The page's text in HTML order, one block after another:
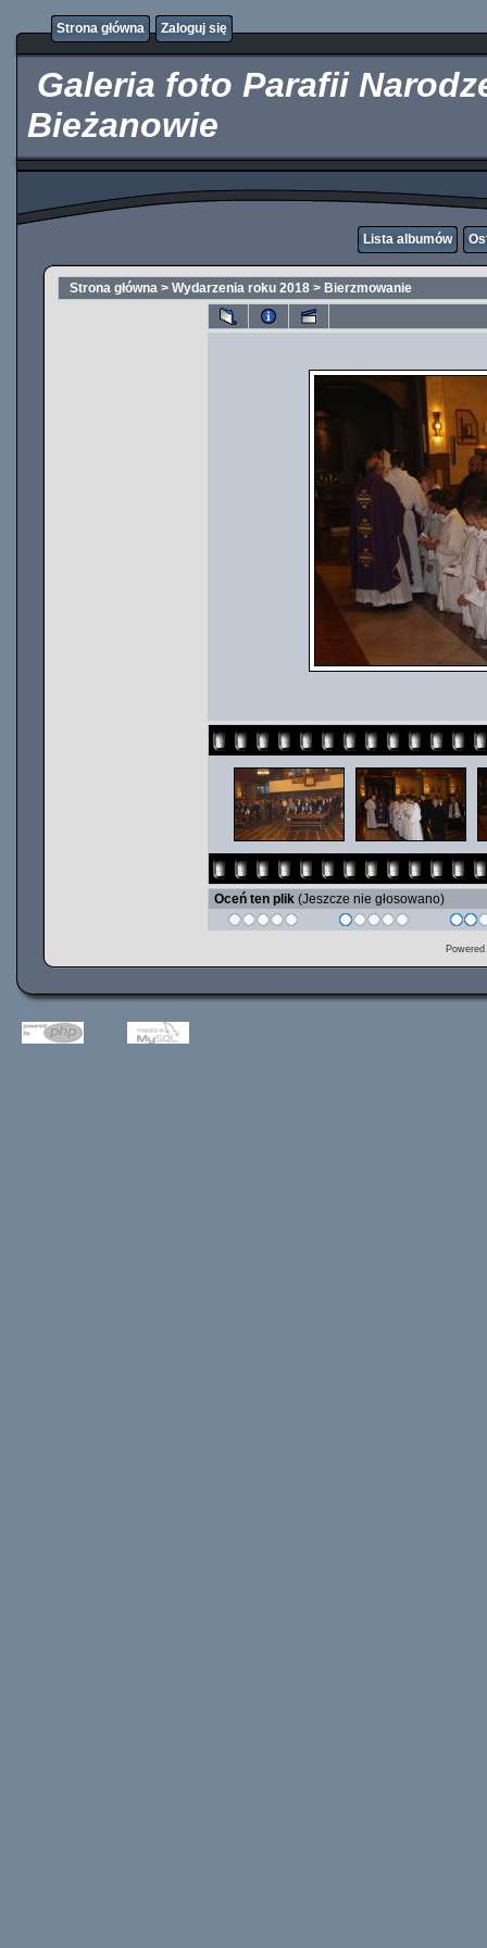
Strona główna
Zaloguj się
Galeria foto Parafii
Bieżanowie
Lista albumów
Strona główna > Wydarzenia roku 2018 > Bierzmowanie
Oceń ten plik (Jeszcze nie głosowano)